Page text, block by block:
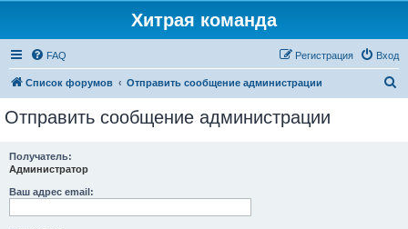
Хитрая команда
FAQ Вход
Регистрация
Список форумов Отправить сообщение администрации
Отправить сообщение администрации
Получатель:
Администратор
Ваш адрес email: